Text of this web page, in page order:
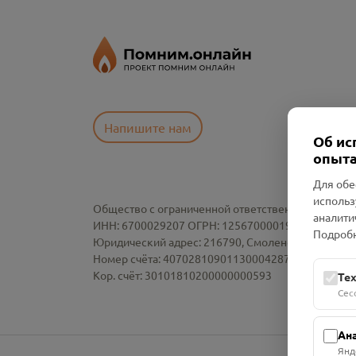
Напишите нам
Общество с ограниченной ответственностью
ИНН: 6700029207 ОГРН: 1256700001986
Юридический адрес: 216790, Смоленская
Номер счёта: 40702810901130004287 в АО
Кор. счёт: 30101810200000000593
Об
Для